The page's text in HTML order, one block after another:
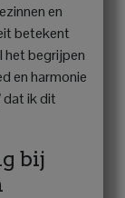
en
betekent
het begrijpen
en harmonie
dat ik dit
bij